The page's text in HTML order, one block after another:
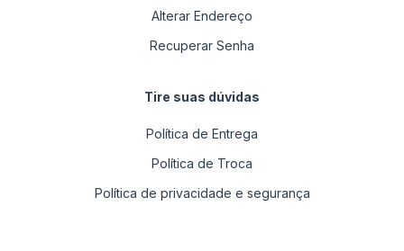
Alterar Endereço
Recuperar Senha
Tire suas dúvidas
Política de Entrega
Política de Troca
Política de privacidade e segurança